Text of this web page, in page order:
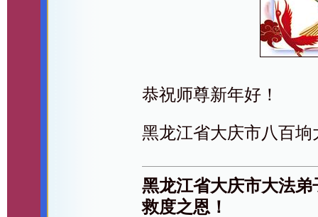
恭祝师尊新年好！
黑龙江省大庆市八百垧
黑龙江省大庆市大法
救度之恩！